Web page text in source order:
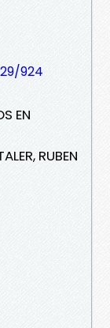
924
EN
RUBEN